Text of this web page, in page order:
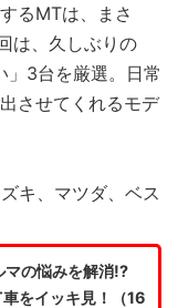
るMTは、まさ
は、久しぶりの
」3台を厳選。日常
させてくれるモデ
キ、マツダ、ベス
マの悩みを解消!?
をイッキ見！（16